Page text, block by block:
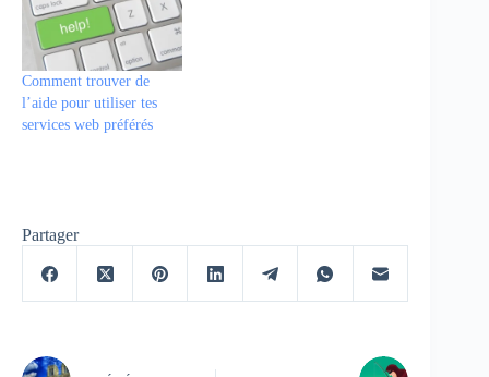
Comment trouver de
l’aide pour utiliser tes
services web préférés
Partager